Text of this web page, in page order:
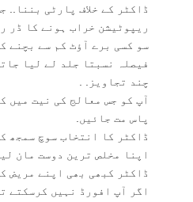
ڈاکٹر کے خلاف پارٹی بننا..
ریپوٹیشن خراب ہونے کا ڈر
سو کسی برے آؤٹ کم سے بچنے
فیصلہ نسبتا جلد لے لیا
چند تجاویز. .
آپ کو جس معالج کی نیت میں
پاس مت جائیں.
ڈاکٹر کا انتخاب سوچ سمجھ
اپنا مخلص ترین دوست مان
ڈاکٹر کبھی بھی اپنے مریض
اگر آپ افورڈ نہیں کرسکتے